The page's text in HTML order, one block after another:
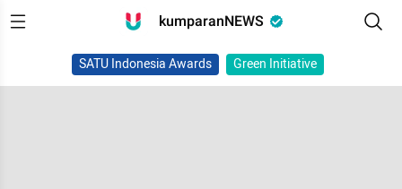
kumparanNEWS
SATU Indonesia Awards Green Initiative